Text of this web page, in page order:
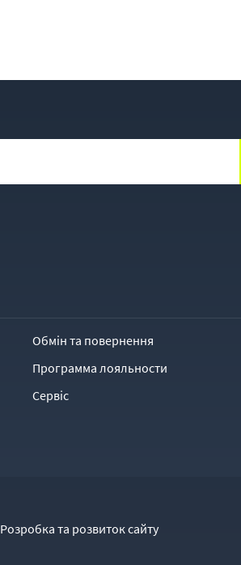
Обмін та повернення
Программа лояльности
Сервіс
Розробка та розвиток сайту